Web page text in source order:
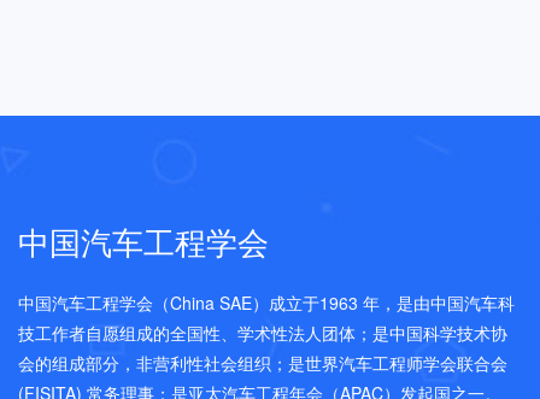
中国汽车工程学会
中国汽车工程学会（China SAE）成立于1963 年，是由中国汽车科
技工作者自愿组成的全国性、学术性法人团体；是中国科学技术协
会的组成部分，非营利性社会组织；是世界汽车工程师学会联合会
(FISITA) 常务理事；是亚太汽车工程年会（APAC）发起国之一。